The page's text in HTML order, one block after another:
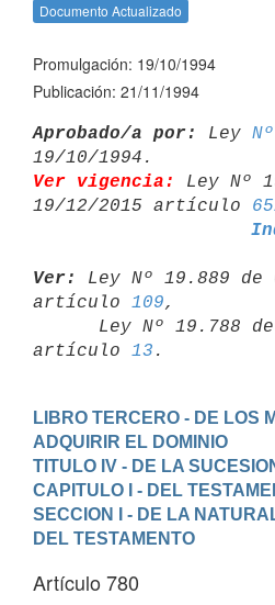
Documento Actualizado
Promulgación: 19/10/1994
Publicación: 21/11/1994
Aprobado/a por: Ley
Ver vigencia:
Ley Nº
19/12/2015 artículo
Ver:
Ley Nº 19.889 de
artículo 109,
artículo 13
LIBRO TERCERO - DE LOS
ADQUIRIR EL DOMINIO
TITULO IV - DE LA
CAPITULO I - DEL
SECCION I - DE LA
DEL TESTAMENTO
Artículo 780